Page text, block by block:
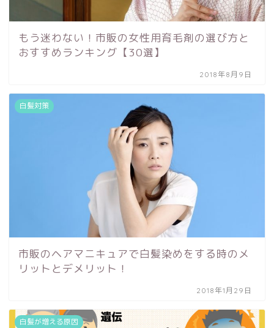
もう迷わない！市販の女性用育毛剤の選び方と
おすすめランキング【30選】
2018年8月9日
白髪対策
市販のヘアマニキュアで白髪染めをする時のメ
リットとデメリット！
2018年1月29日
白髪が増える原因